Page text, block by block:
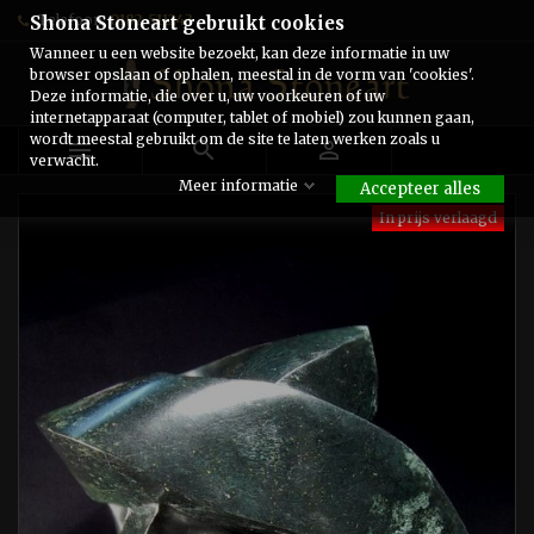
Telefoon: 0182-511243
  
In prijs verlaagd
Shona Stoneart gebruikt cookies
Wanneer u een website bezoekt, kan deze informatie in uw
browser opslaan of ophalen, meestal in de vorm van 'cookies'.
Deze informatie, die over u, uw voorkeuren of uw
internetapparaat (computer, tablet of mobiel) zou kunnen gaan,
wordt meestal gebruikt om de site te laten werken zoals u
verwacht.
Meer informatie
Accepteer alles